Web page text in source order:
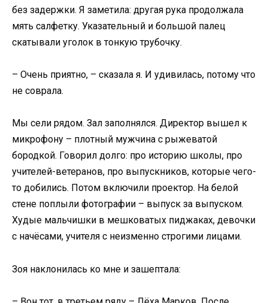
без задержки. Я заметила: другая рука продолжала
мять салфетку. Указательный и большой палец
скатывали уголок в тонкую трубочку.
– Очень приятно, – сказала я. И удивилась, потому что
не соврала.
Мы сели рядом. Зал заполнялся. Директор вышел к
микрофону – плотный мужчина с рыжеватой
бородкой. Говорил долго: про историю школы, про
учителей-ветеранов, про выпускников, которые чего-
то добились. Потом включили проектор. На белой
стене поплыли фотографии – выпуск за выпуском.
Худые мальчишки в мешковатых пиджаках, девочки
с начёсами, учителя с неизменно строгими лицами.
Зоя наклонилась ко мне и зашептала: